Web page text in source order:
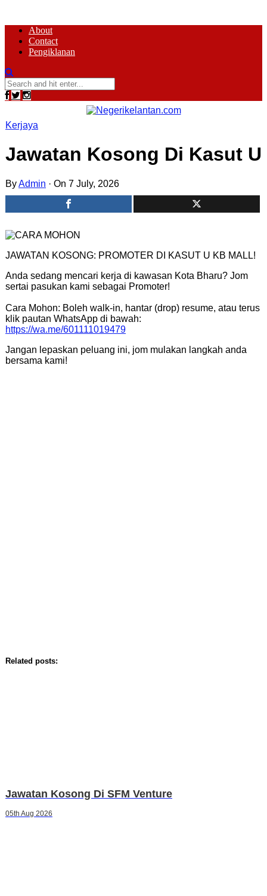
About
Contact
Pengiklanan
Kerjaya
Jawatan Kosong Di Kasut U
ByAdmin · On 7 July, 2026
JAWATAN KOSONG: PROMOTER DI KASUT U KB MALL!
​Anda sedang mencari kerja di kawasan Kota Bharu? Jom
sertai pasukan kami sebagai Promoter!
Cara Mohon: Boleh walk-in, hantar (drop) resume, atau terus
klik pautan WhatsApp di bawah:
https://wa.me/601111019479
​Jangan lepaskan peluang ini, jom mulakan langkah anda
bersama kami!
Related posts:
Jawatan Kosong Di SFM Venture
05th Aug 2026